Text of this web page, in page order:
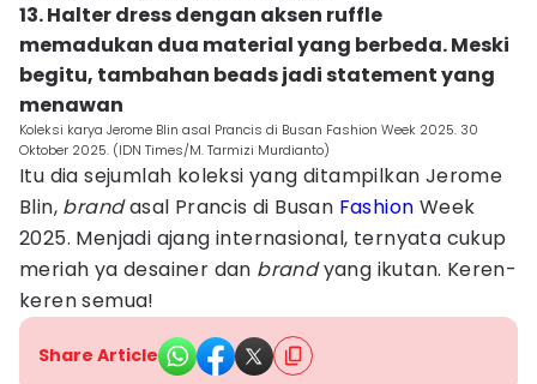
13. Halter dress dengan aksen ruffle
memadukan dua material yang berbeda. Meski
begitu, tambahan beads jadi statement yang
menawan
Koleksi karya Jerome Blin asal Prancis di Busan Fashion Week 2025. 30
Oktober 2025. (IDN Times/M. Tarmizi Murdianto)
Itu dia sejumlah koleksi yang ditampilkan Jerome
Blin, brandasal Prancis di Busan Fashion Week
2025. Menjadi ajang internasional, ternyata cukup
meriah ya desainer dan brandyang ikutan. Keren-
keren semua!
Share Article